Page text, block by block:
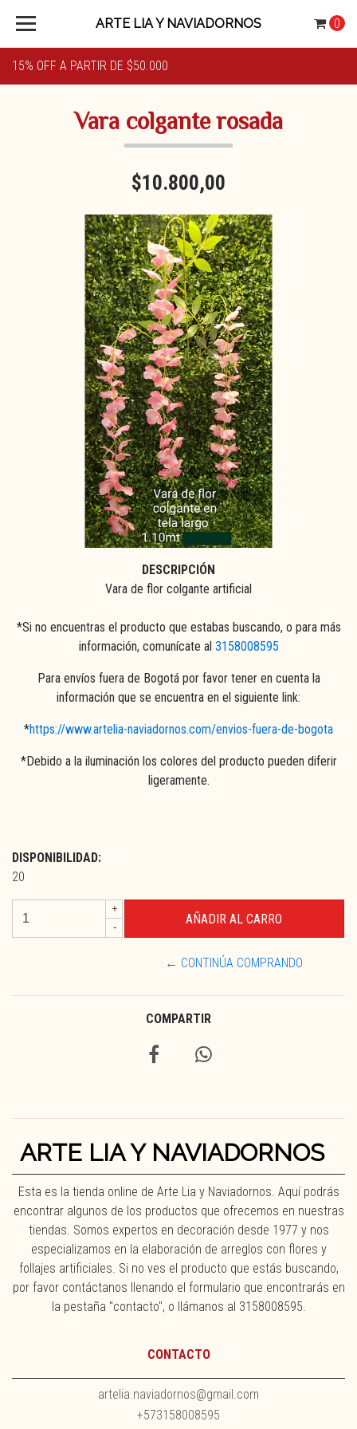
15% OFF A PARTIR DE $50.000
ARTE LIA Y NAVIADORNOS 0
Vara colgante rosada
$10.800,00
DESCRIPCIÓN
Vara de flor colgante artificial
*Si no encuentras el producto que estabas buscando, o para más
información, comunícate al 3158008595
Para envíos fuera de Bogotá por favor tener en cuenta la
información que se encuentra en el siguiente link:
*https://www.artelia-naviadornos.com/envios-fuera-de-bogota
*Debido a la iluminación los colores del producto pueden diferir
ligeramente.
DISPONIBILIDAD:
20
+
-
← CONTINÚA COMPRANDO
COMPARTIR
ARTE LIA Y NAVIADORNOS
Esta es la tienda online de Arte Lia y Naviadornos. Aquí podrás
encontrar algunos de los productos que ofrecemos en nuestras
tiendas. Somos expertos en decoración desde 1977 y nos
especializamos en la elaboración de arreglos con flores y
follajes artificiales. Si no ves el producto que estás buscando,
por favor contáctanos llenando el formulario que encontrarás en
la pestaña "contacto", o llámanos al 3158008595.
CONTACTO
artelia.naviadornos@gmail.com
+573158008595